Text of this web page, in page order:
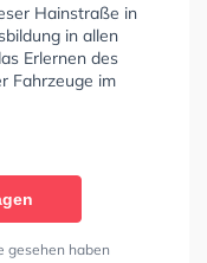
Hainstraße in
in allen
Erlernen des
Fahrzeuge im
gesehen haben